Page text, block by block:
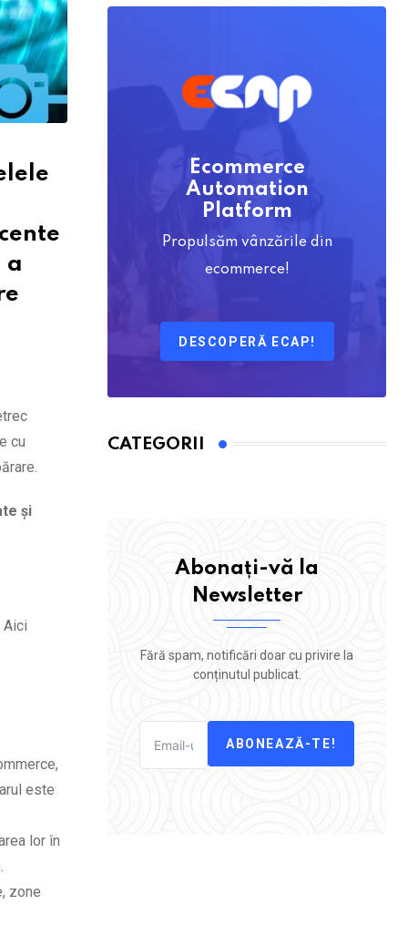
a
cu
și
Aici
este
lor în
zone
Ecommerce
Automation
Platform
Propulsăm vânzările din
ecommerce!
DESCOPERĂ ECAP!
CATEGORII
Abonați-vă la
Newsletter
Fără spam, notificări doar cu privire la
conținutul publicat.
ABONEAZĂ-TE!